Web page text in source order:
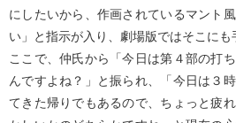
にしたいから、作画されているマント
い」と指示が入り、劇場版ではそこにも
ここで、仲氏から「今日は第４部の打
んですよね？」と振られ、「今日は３
てきた帰りでもあるので、ちょっと疲